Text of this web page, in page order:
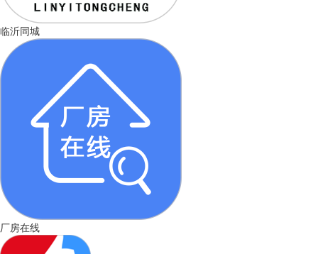
临沂同城
厂房在线